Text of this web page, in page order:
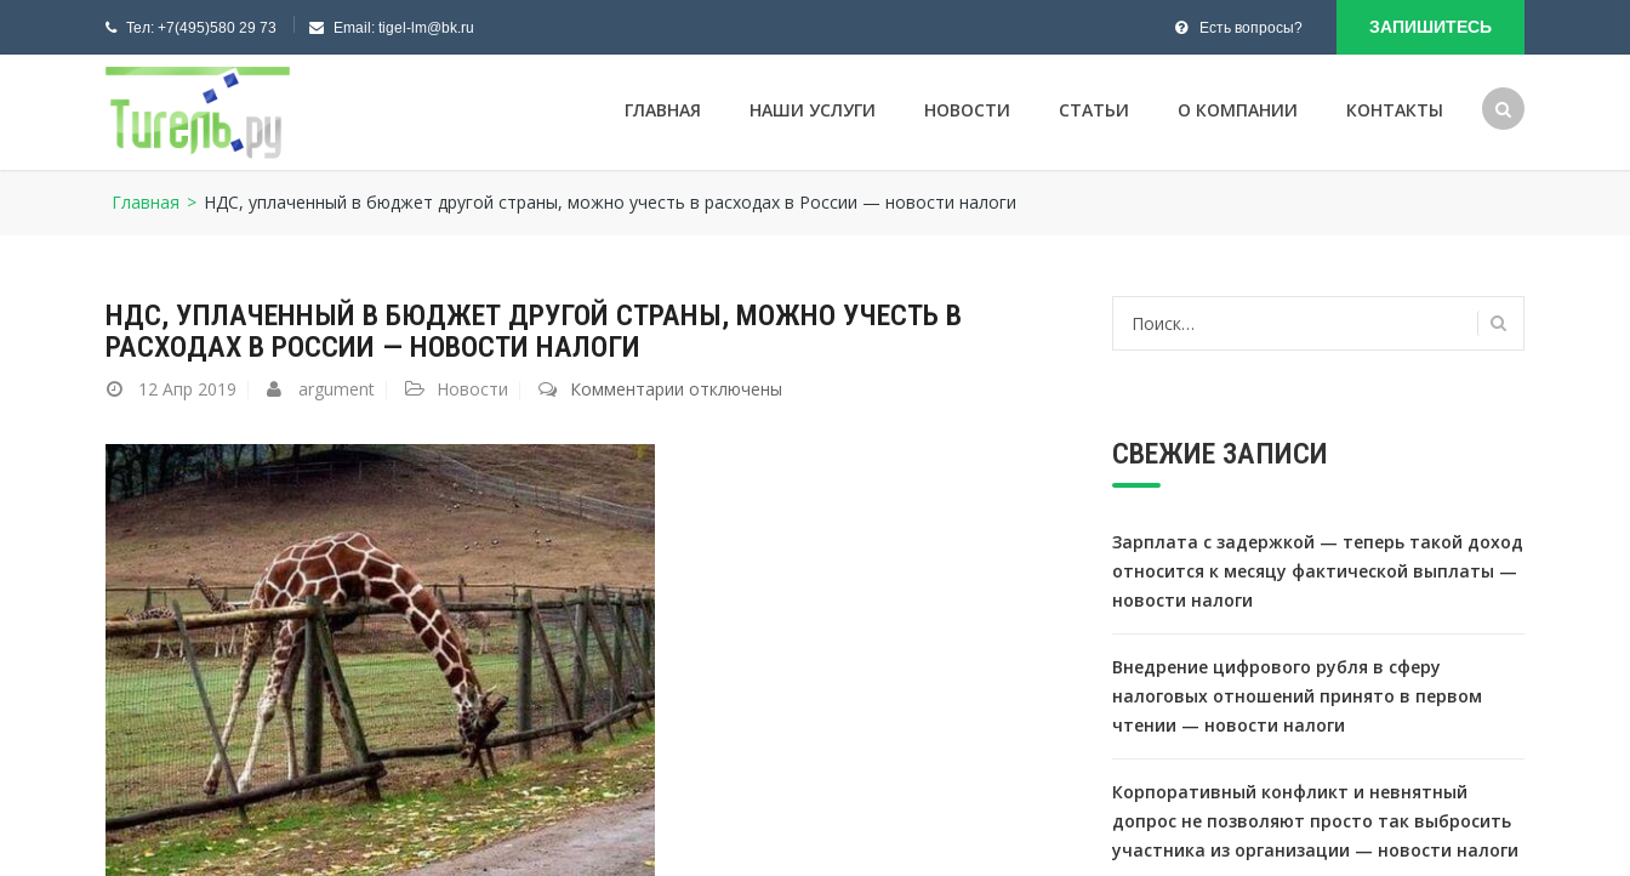
Тел: +7(495)580 29 73 Email: tigel-lm@bk.ru Есть вопросы? ЗАПИШИТЕСЬ
ГЛАВНАЯ НАШИ УСЛУГИ НОВОСТИ СТАТЬИ О КОМПАНИИ КОНТАКТЫ
Главная > НДС, уплаченный в бюджет другой страны, можно учесть в расходах в России — новости налоги
НДС, УПЛАЧЕННЫЙ В БЮДЖЕТ ДРУГОЙ СТРАНЫ, МОЖНО УЧЕСТЬ В
РАСХОДАХ В РОССИИ — НОВОСТИ НАЛОГИ
12 Апр 2019 argument Новости Комментарии котключены
СВЕЖИЕ ЗАПИСИ
Зарплата с задержкой — теперь такой доход
относится к месяцу фактической выплаты —
новости налоги
Внедрение цифрового рубля в сферу
налоговых отношений принято в первом
чтении — новости налоги
Корпоративный конфликт и невнятный
допрос не позволяют просто так выбросить
участника из организации — новости налоги